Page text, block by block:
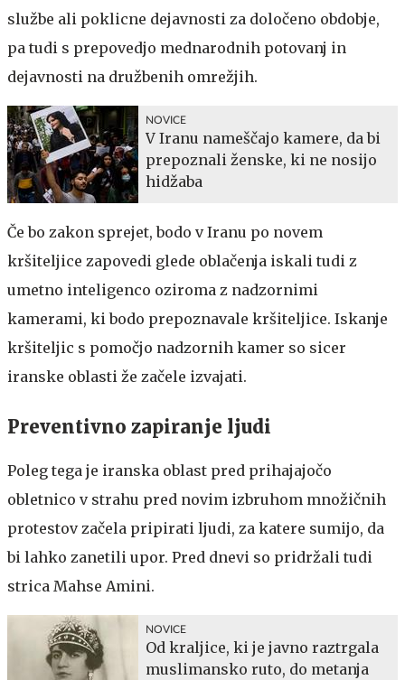
službe ali poklicne dejavnosti za določeno obdobje,
pa tudi s prepovedjo mednarodnih potovanj in
dejavnosti na družbenih omrežjih.
NOVICE
V Iranu nameščajo kamere, da bi
prepoznali ženske, ki ne nosijo
hidžaba
Če bo zakon sprejet, bodo v Iranu po novem
kršiteljice zapovedi glede oblačenja iskali tudi z
umetno inteligenco oziroma z nadzornimi
kamerami, ki bodo prepoznavale kršiteljice. Iskanje
kršiteljic s pomočjo nadzornih kamer so sicer
iranske oblasti že začele izvajati.
Preventivno zapiranje ljudi
Poleg tega je iranska oblast pred prihajajočo
obletnico v strahu pred novim izbruhom množičnih
protestov začela pripirati ljudi, za katere sumijo, da
bi lahko zanetili upor. Pred dnevi so pridržali tudi
strica Mahse Amini.
NOVICE
Od kraljice, ki je javno raztrgala
muslimansko ruto, do metanja